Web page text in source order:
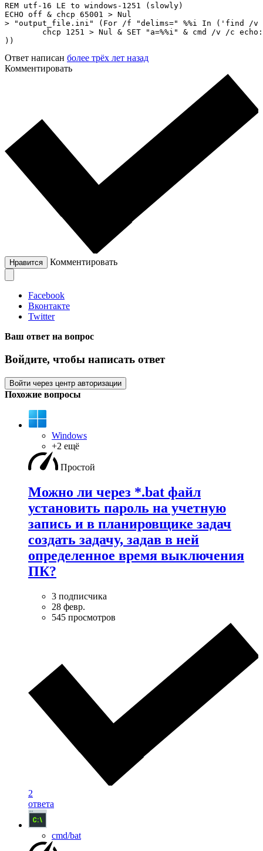
REM utf-16 LE to windows-1251 (slowly)
ECHO off & chcp 65001 > Nul
> "output_file.ini" (For /f "delims=" %%i In ('find
))
Ответ написан более трёх лет назад
Комментировать
Нравится Комментировать
Facebook
Вконтакте
Twitter
Ваш ответ на вопрос
Войдите, чтобы написать ответ
Войти через центр авторизации
Похожие вопросы
Windows
+2 ещё
Простой
Можно ли через *.bat файл
установить пароль на учетную
запись и в планировщике задач
создать задачу, задав в ней
определенное время выключения
ПК?
3 подписчика
28 февр.
545 просмотров
2
ответа
cmd/bat